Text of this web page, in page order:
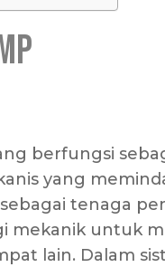
berfungsi
yang
tenaga
mekanik untuk
lain. Dalam